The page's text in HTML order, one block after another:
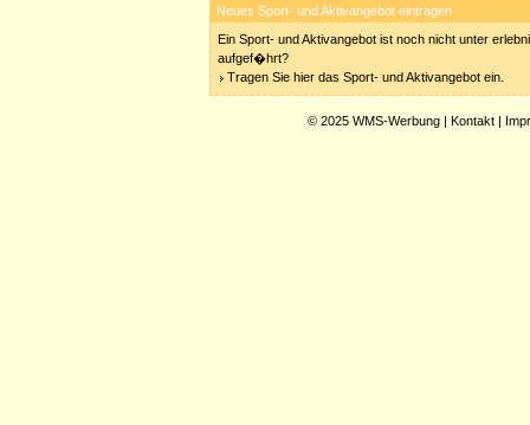
Neues Sport- und Aktivangebot eintragen
Ein Sport- und Aktivangebot ist noch nicht unter
aufgef�hrt?
Tragen Sie hier das Sport- und Aktivangebot ein.
© 2025 WMS-Werbung | Kontakt |